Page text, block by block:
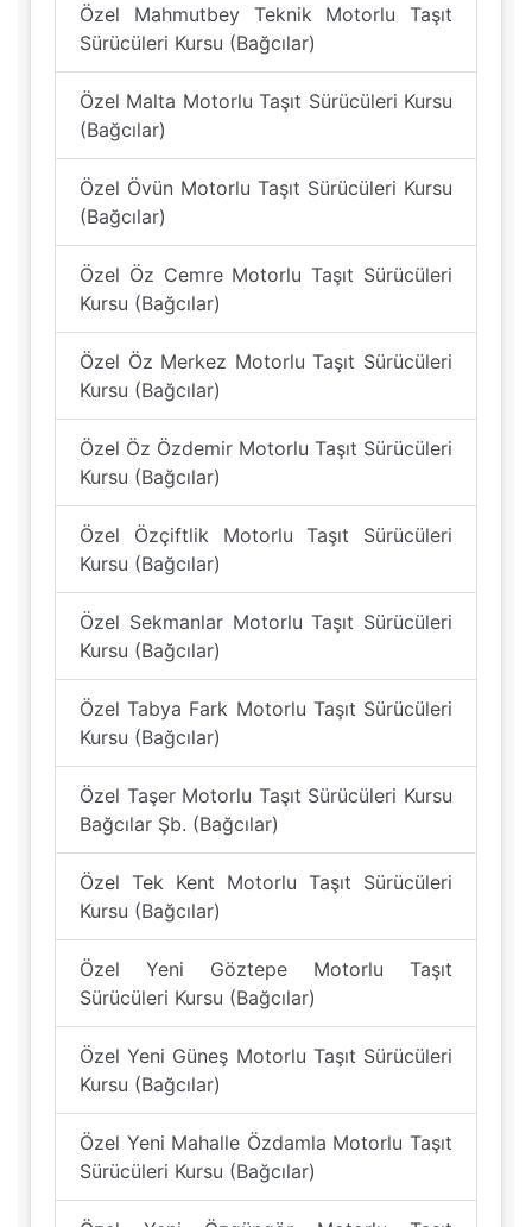
Özel Mahmutbey Teknik Motorlu Taşıt
Sürücüleri Kursu (Bağcılar)
Özel Malta Motorlu Taşıt Sürücüleri Kursu
(Bağcılar)
Özel Övün Motorlu Taşıt Sürücüleri Kursu
(Bağcılar)
Özel Öz Cemre Motorlu Taşıt Sürücüleri
Kursu (Bağcılar)
Özel Öz Merkez Motorlu Taşıt Sürücüleri
Kursu (Bağcılar)
Özel Öz Özdemir Motorlu Taşıt Sürücüleri
Kursu (Bağcılar)
Özel Özçiftlik Motorlu Taşıt Sürücüleri
Kursu (Bağcılar)
Özel Sekmanlar Motorlu Taşıt Sürücüleri
Kursu (Bağcılar)
Özel Tabya Fark Motorlu Taşıt Sürücüleri
Kursu (Bağcılar)
Özel Taşer Motorlu Taşıt Sürücüleri Kursu
Bağcılar Şb. (Bağcılar)
Özel Tek Kent Motorlu Taşıt Sürücüleri
Kursu (Bağcılar)
Özel Yeni Göztepe Motorlu Taşıt
Sürücüleri Kursu (Bağcılar)
Özel Yeni Güneş Motorlu Taşıt Sürücüleri
Kursu (Bağcılar)
Özel Yeni Mahalle Özdamla Motorlu Taşıt
Sürücüleri Kursu (Bağcılar)